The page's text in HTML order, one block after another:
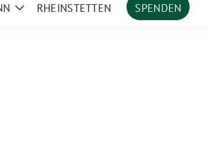
ZeigeRHEINSTETTEN SPENDEN